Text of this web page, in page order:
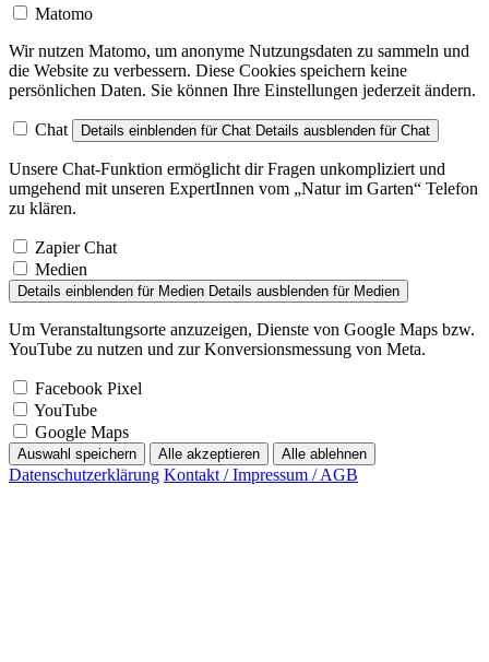
Matomo
Wir nutzen Matomo, um anonyme Nutzungsdaten zu sammeln und
die Website zu verbessern. Diese Cookies speichern keine
persönlichen Daten. Sie können Ihre Einstellungen jederzeit ändern.
Chat Details einblenden für Chat Details ausblenden für Chat
Unsere Chat-Funktion ermöglicht dir Fragen unkompliziert und
umgehend mit unseren ExpertInnen vom „Natur im Garten“ Telefon
zu klären.
Zapier Chat
Medien
Details einblenden für Medien Details ausblenden für Medien
Um Veranstaltungsorte anzuzeigen, Dienste von Google Maps bzw.
YouTube zu nutzen und zur Konversionsmessung von Meta.
Facebook Pixel
YouTube
Google Maps
Auswahl speichern Alle akzeptieren Alle ablehnen
Datenschutzerklärung Kontakt / Impressum / AGB